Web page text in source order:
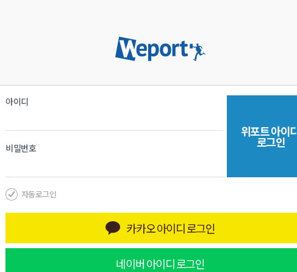
아이디
비밀번호
위포트아이
로그인
자동로그인
카카오아이디 로그인
네이버아이디 로그인